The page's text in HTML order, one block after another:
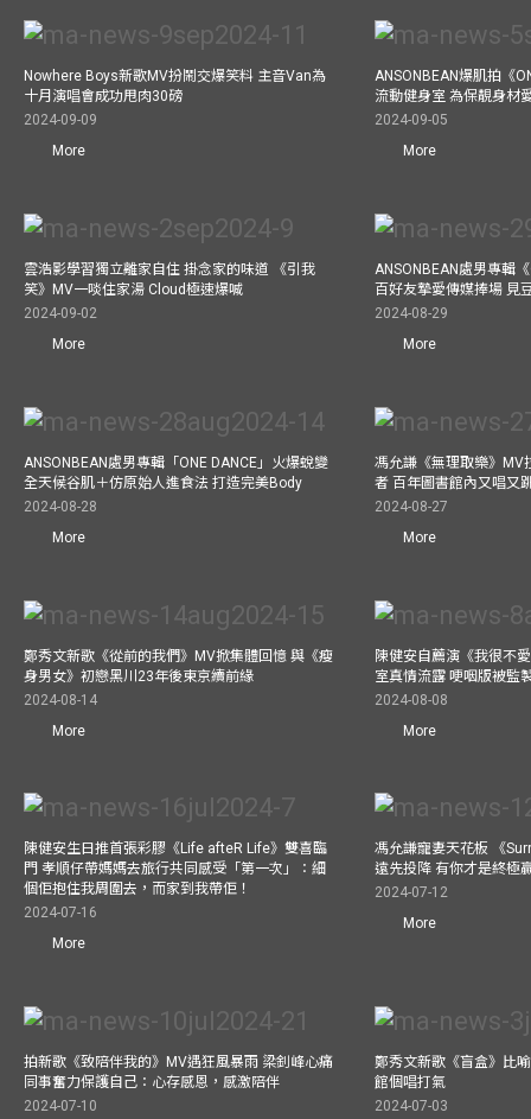
Nowhere Boys新歌MV扮鬧交爆笑料 主音Van為
十月演唱會成功甩肉30磅
2024-09-09
More
ANSONBEAN爆肌拍《
流動健身室 為保靚身材
2024-09-05
More
雲浩影學習獨立離家自住 掛念家的味道 《引我
笑》MV一啖住家湯 Cloud極速爆喊
2024-09-02
More
ANSONBEAN處男專輯
百好友摯愛傳媒捧場 見
2024-08-29
More
ANSONBEAN處男專輯「ONE DANCE」火爆蛻變
全天候谷肌＋仿原始人進食法 打造完美Body
2024-08-28
More
馮允謙《無理取樂》MV
者 百年圖書館內又唱又
2024-08-27
More
鄭秀文新歌《從前的我們》MV掀集體回憶 與《瘦
身男女》初戀黑川23年後東京續前緣
2024-08-14
More
陳健安自薦演《我很不
室真情流露 哽咽版被監
2024-08-08
More
陳健安生日推首張彩膠《Life afteR Life》雙喜臨
門 孝順仔帶媽媽去旅行共同感受「第一次」：細
個佢抱住我周圍去，而家到我帶佢！
2024-07-16
More
馮允謙寵妻天花板 《
遠先投降 有你才是終極
2024-07-12
More
拍新歌《致陪伴我的》MV遇狂風暴雨 梁釗峰心痛
同事奮力保護自己：心存感恩，感激陪伴
2024-07-10
鄭秀文新歌《盲盒》比
館個唱打氣
2024-07-03